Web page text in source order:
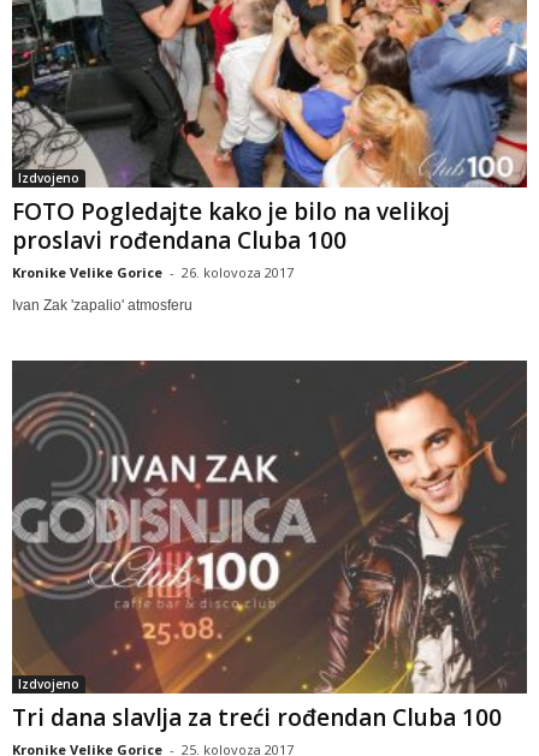
Izdvojeno
FOTO Pogledajte kako je bilo na velikoj
proslavi rođendana Cluba 100
Kronike Velike Gorice - 26. kolovoza 2017
Ivan Zak 'zapalio' atmosferu
Izdvojeno
Tri dana slavlja za treći rođendan Cluba 100
Kronike Velike Gorice - 25. kolovoza 2017